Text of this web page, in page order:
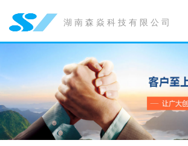
湖南森焱科技有限公司